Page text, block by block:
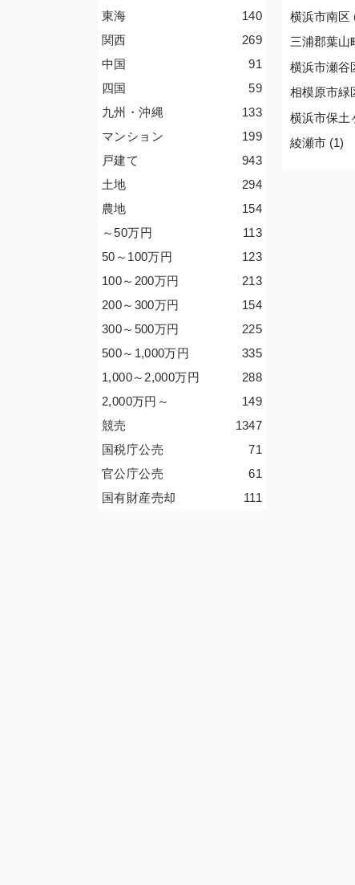
横浜市南区
三浦郡葉山
横浜市瀬谷
相模原市緑
横浜市保土
綾瀬市 (1)
140
東海
269
関西
91
中国
59
四国
133
九州・沖縄
199
マンション
943
戸建て
294
土地
154
農地
113
～50万円
123
50～100万円
213
100～200万円
154
200～300万円
225
300～500万円
335
500～1,000万円
288
1,000～2,000万円
149
2,000万円 ～
1347
競売
71
国税庁公売
61
官公庁公売
111
国有財産売却